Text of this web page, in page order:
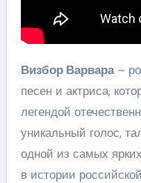
Визбор Варвара–
песен и актриса,
легендой
уникальный голос,
одной из самых
в истории